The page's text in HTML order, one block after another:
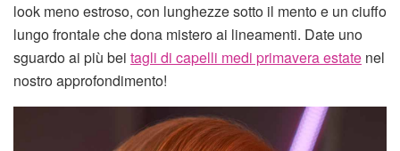
look meno estroso, con lunghezze sotto il mento e un ciuffo
lungo frontale che dona mistero ai lineamenti. Date uno
sguardo ai più bei tagli di capelli medi primavera estate nel
nostro approfondimento!